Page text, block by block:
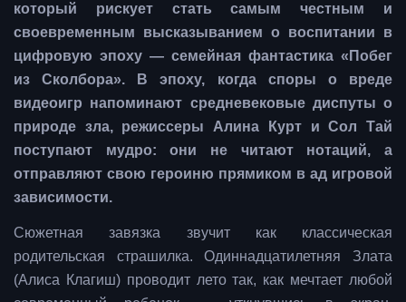
который рискует стать самым честным и
своевременным высказыванием о воспитании в
цифровую эпоху — семейная фантастика «Побег
из Сколбора».
В эпоху, когда споры о вреде
видеоигр напоминают средневековые диспуты о
природе зла, режиссеры Алина Курт и Сол Тай
поступают мудро: они не читают нотаций, а
отправляют свою героиню прямиком в ад игровой
зависимости.
Сюжетная завязка звучит как классическая
родительская страшилка. Одиннадцатилетняя Злата
(Алиса Клагиш) проводит лето так, как мечтает любой